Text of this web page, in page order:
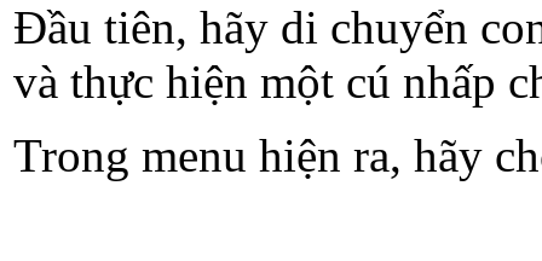
Đầu tiên, hãy di chuyển
và thực hiện một cú nhấp
Trong menu hiện ra, hãy